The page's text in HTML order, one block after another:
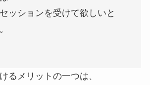
ッションを受けて欲しいと
るメリットの一つは、